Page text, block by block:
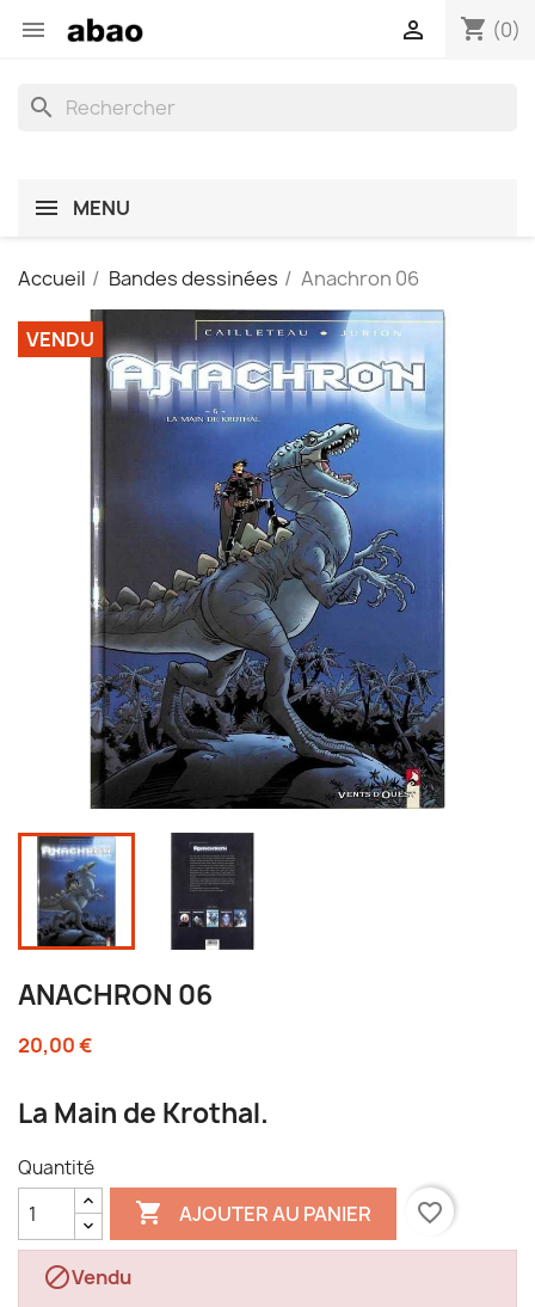
 shopping_cart (0)

search
MENU
Accueil Bandes dessinées Anachron 06
VENDU
ANACHRON 06
20,00 €
La Main de Krothal.
Quantité
 AJOUTER AU PANIER favorite_border
Vendu